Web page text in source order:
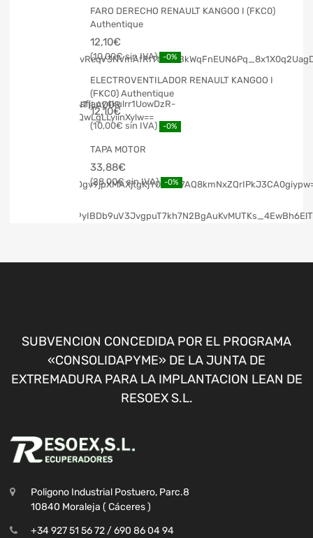
FARO DERECHO RENAULT KANGOO I (FKC0)
Authentique
12,10€
10,00€ -0%
ELECTROVENTILADOR RENAULT KANGOO I
(FKC0) Authentique
12,10€
10,00€ -0%
TAPA MOTOR
33,88€
28,00€ -0%
SUBVENCION CONCEDIDA POR EL PROGRAMA
«CONSOLIDAPYME» DE LA JUNTA DE
EXTREMADURA PARA LA IMPLANTACION LEAN DE
RESOEX S.L.
Poligono Industrial Postuero, Parc.8
10840 Moraleja ( Cáceres )
+34 927 51 56 72 / 690 86 04 94